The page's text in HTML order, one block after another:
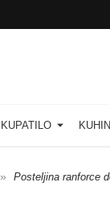
KUPATILO
» Posteljina ranforce